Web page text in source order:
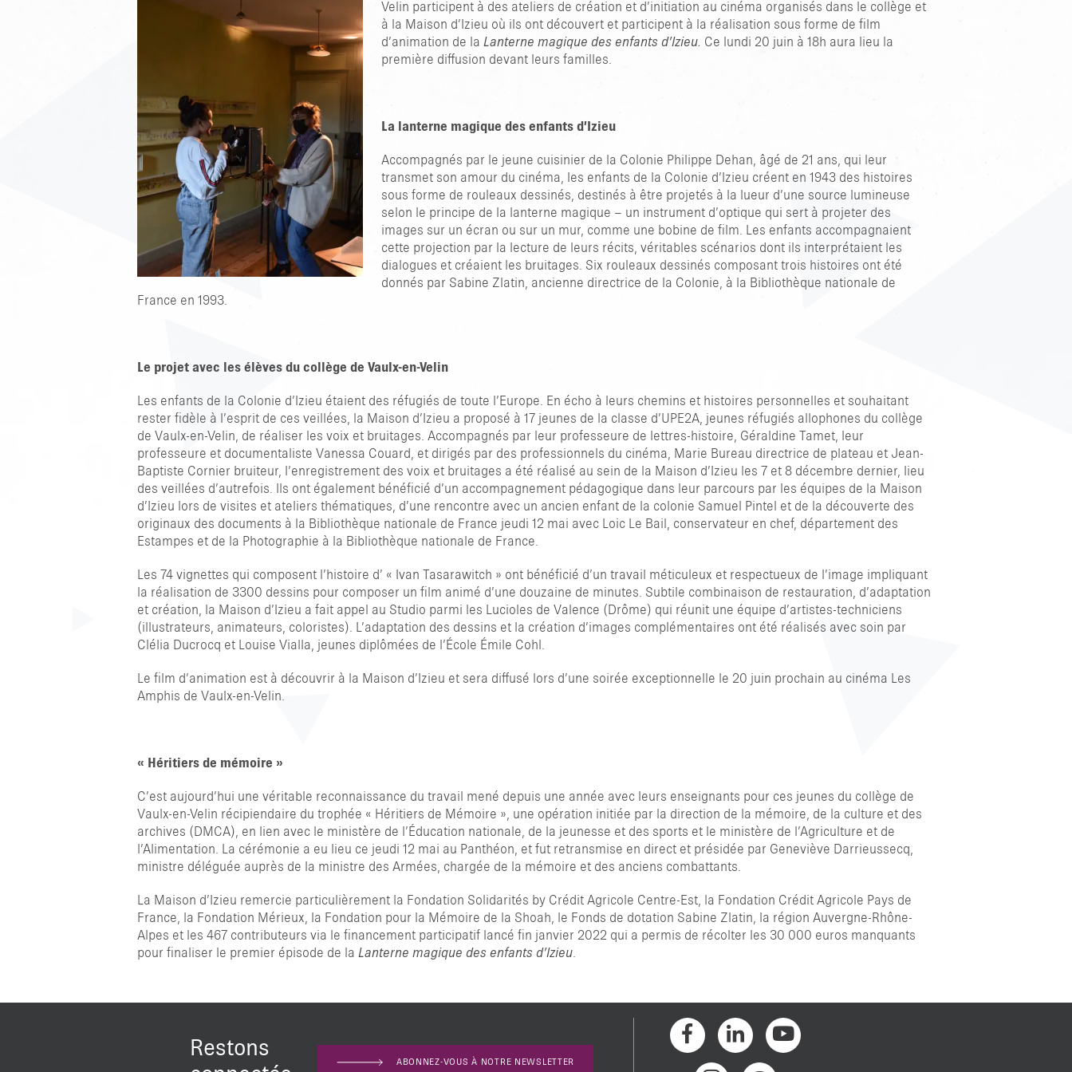
TAPER ENTRER POUR RECHERCHER OU ESC POUR FERMER
Velin participent à des ateliers de création et d’initiation au cinéma organisés dans le collège et
à la Maison d’Izieu où ils ont découvert et participent à la réalisation sous forme de film
d’animation de la Lanterne magique des enfants d’Izieu. Ce lundi 20 juin à 18h aura lieu la
première diffusion devant leurs familles.
La lanterne magique des enfants d’Izieu
Accompagnés par le jeune cuisinier de la Colonie Philippe Dehan, âgé de 21 ans, qui leur
transmet son amour du cinéma, les enfants de la Colonie d’Izieu créent en 1943 des histoires
sous forme de rouleaux dessinés, destinés à être projetés à la lueur d’une source lumineuse
selon le principe de la lanterne magique – un instrument d’optique qui sert à projeter des
images sur un écran ou sur un mur, comme une bobine de film. Les enfants accompagnaient
cette projection par la lecture de leurs récits, véritables scénarios dont ils interprétaient les
dialogues et créaient les bruitages. Six rouleaux dessinés composant trois histoires ont été
donnés par Sabine Zlatin, ancienne directrice de la Colonie, à la Bibliothèque nationale de
France en 1993.
Le projet avec les élèves du collège de Vaulx-en-Velin
Les enfants de la Colonie d’Izieu étaient des réfugiés de toute l’Europe. En écho à leurs chemins et histoires personnelles et souhaitant
rester fidèle à l’esprit de ces veillées, la Maison d’Izieu a proposé à 17 jeunes de la classe d’UPE2A, jeunes réfugiés allophones du collège
de Vaulx-en-Velin, de réaliser les voix et bruitages. Accompagnés par leur professeure de lettres-histoire, Géraldine Tamet, leur
professeure et documentaliste Vanessa Couard, et dirigés par des professionnels du cinéma, Marie Bureau directrice de plateau et Jean-
Baptiste Cornier bruiteur, l’enregistrement des voix et bruitages a été réalisé au sein de la Maison d’Izieu les 7 et 8 décembre dernier, lieu
des veillées d’autrefois. Ils ont également bénéficié d’un accompagnement pédagogique dans leur parcours par les équipes de la Maison
d’Izieu lors de visites et ateliers thématiques, d’une rencontre avec un ancien enfant de la colonie Samuel Pintel et de la découverte des
originaux des documents à la Bibliothèque nationale de France jeudi 12 mai avec Loic Le Bail, conservateur en chef, département des
Estampes et de la Photographie à la Bibliothèque nationale de France.
Les 74 vignettes qui composent l’histoire d’ « Ivan Tasarawitch » ont bénéficié d’un travail méticuleux et respectueux de l’image impliquant
la réalisation de 3300 dessins pour composer un film animé d’une douzaine de minutes. Subtile combinaison de restauration, d’adaptation
et création, la Maison d’Izieu a fait appel au Studio parmi les Lucioles de Valence (Drôme) qui réunit une équipe d’artistes-techniciens
(illustrateurs, animateurs, coloristes). L’adaptation des dessins et la création d’images complémentaires ont été réalisés avec soin par
Clélia Ducrocq et Louise Vialla, jeunes diplômées de l’École Émile Cohl.
Le film d’animation est à découvrir à la Maison d’Izieu et sera diffusé lors d’une soirée exceptionnelle le 20 juin prochain au cinéma Les
Amphis de Vaulx-en-Velin.
« Héritiers de mémoire »
C’est aujourd’hui une véritable reconnaissance du travail mené depuis une année avec leurs enseignants pour ces jeunes du collège de
Vaulx-en-Velin récipiendaire du trophée « Héritiers de Mémoire », une opération initiée par la direction de la mémoire, de la culture et des
archives (DMCA), en lien avec le ministère de l’Éducation nationale, de la jeunesse et des sports et le ministère de l’Agriculture et de
l’Alimentation. La cérémonie a eu lieu ce jeudi 12 mai au Panthéon, et fut retransmise en direct et présidée par Geneviève Darrieussecq,
ministre déléguée auprès de la ministre des Armées, chargée de la mémoire et des anciens combattants.
La Maison d’Izieu remercie particulièrement la Fondation Solidarités by Crédit Agricole Centre-Est, la Fondation Crédit Agricole Pays de
France, la Fondation Mérieux, la Fondation pour la Mémoire de la Shoah, le Fonds de dotation Sabine Zlatin, la région Auvergne-Rhône-
Alpes et les 467 contributeurs via le financement participatif lancé fin janvier 2022 qui a permis de récolter les 30 000 euros manquants
pour finaliser le premier épisode de la Lanterne magique des enfants d’Izieu.
Restons
ABONNEZ-VOUS À NOTRE NEWSLETTER